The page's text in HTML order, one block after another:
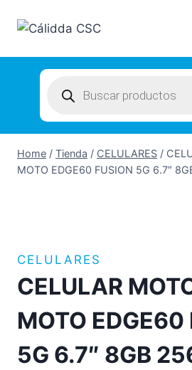
search
Home / Tienda / CELULARES /
MOTO EDGE60 FUSION 5G 6.7″
CELULARES
CELULAR
MOTO EDGE60
5G 6.7″ 8GB